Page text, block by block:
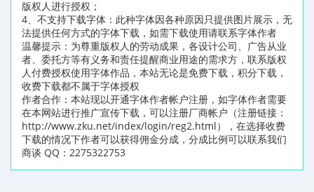
版权人进行授权；
4、不支持下载字体：此种字体因各种原因只提供图片展示，无
法提供任何方式的字体下载，如需下载使用请联系字体作者
温馨提示：为尊重版权人的劳动成果，各设计公司、广告从业
者、委托方等有义务和责任提醒商业用途的需求方，联系版权
人付费授权使用字体作品，本站无论是免费下载，积分下载，
收费下载都不属于字体授权
作者合作：本站现以开通字体作者帐户注册，如字体作者需要
在本网站进行推广宣传下载，可以注册厂商帐户（注册链接：
http://www.zku.net/index/login/reg2.html），在选择收费
下载的情况下作者可以获得佣金分成，分成比例可以联系我们
商谈 QQ：2275322753